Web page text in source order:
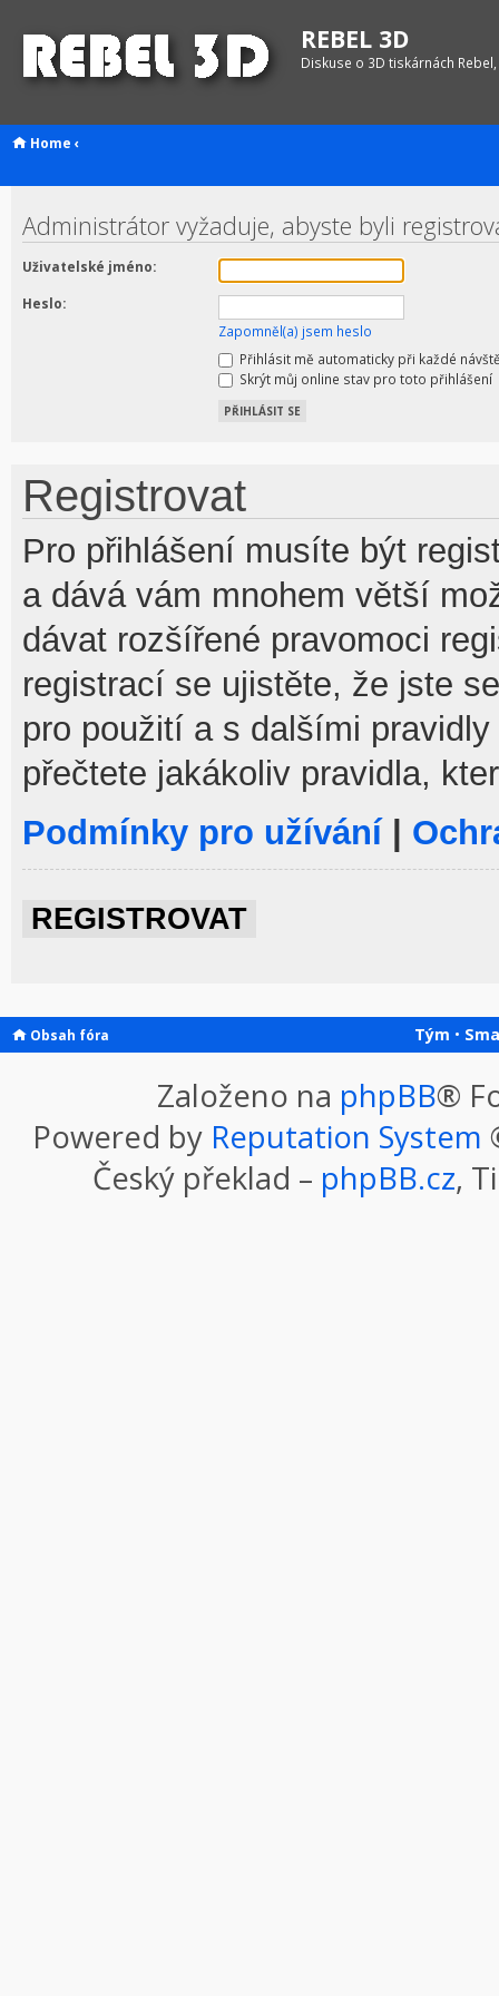
REBEL 3D
Diskuse o 3D tiskárnách
Home ‹
Administrátor vyžaduje, abyste byli
Uživatelské jméno:
Heslo:
Zapomněl(a) jsem heslo
Přihlásit mě automaticky při každé
Skrýt můj online stav pro toto přihlášení
Registrovat
Pro přihlášení musíte být
a dává vám mnohem větší
dávat rozšířené pravomoci
registrací se ujistěte, že jste
pro použití a s dalšími
přečtete jakákoliv pravidla,
Podmínky pro užívání|
REGISTROVAT
Obsah fóra Tým •
Založeno na phpBB®
Powered by Reputation System
Český překlad – phpBB.cz,